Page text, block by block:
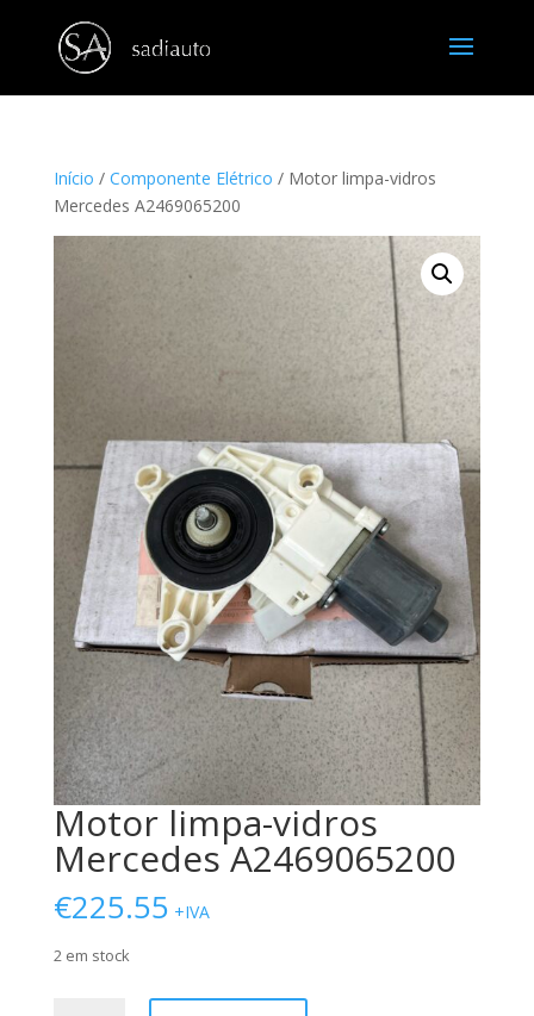
Início / Componente Elétrico / Motor limpa-vidros
Mercedes A2469065200
Motor limpa-vidros
Mercedes A2469065200
€225.55 +IVA
2 em stock